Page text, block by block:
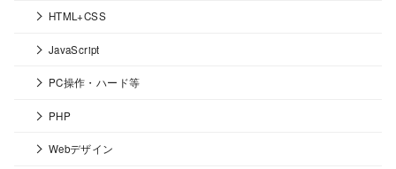
HTML+CSS
JavaScript
PC操作・ハード等
PHP
Webデザイン